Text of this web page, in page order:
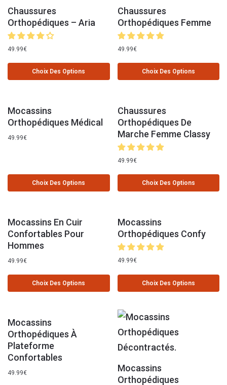
Chaussures
Orthopédiques – Aria
49.99€
Choix Des Options
Chaussures
Orthopédiques Femme
49.99€
Choix Des Options
Mocassins
Orthopédiques Médical
49.99€
Choix Des Options
Chaussures
Orthopédiques De
Marche Femme Classy
49.99€
Choix Des Options
Mocassins En Cuir
Confortables Pour
Hommes
49.99€
Choix Des Options
Mocassins
Orthopédiques Confy
49.99€
Choix Des Options
Mocassins
Orthopédiques À
Plateforme
Confortables
49.99€
Mocassins
Orthopédiques